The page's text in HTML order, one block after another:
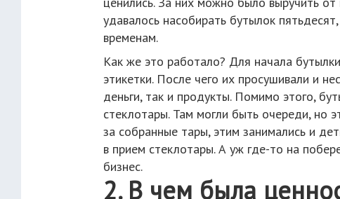
удавалось насобирать бутылок
временам.
Как же это работало? Для начала
этикетки. После чего их просушивали и
деньги, так и продукты. Помимо этого,
стеклотары. Там могли быть очереди, но
за собранные тары, этим занимались и
в прием стеклотары. А уж где-то на
бизнес.
2. В чем была